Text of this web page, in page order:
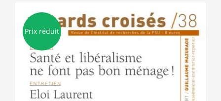
variations.
Les
options
être
choisies
sur
page
Prix réduit